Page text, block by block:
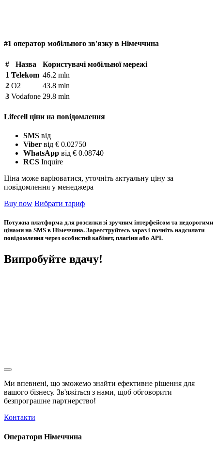
#1 оператор мобільного зв'язку в Німеччина
# Назва
Користувачі мобільної мережі
1 Telekom 46.2 mln
2 O2
43.8 mln
3 Vodafone 29.8 mln
Lifecell ціни на повідомлення
SMS від
Viber від € 0.02750
WhatsApp від € 0.08740
RCS Inquire
Ціна може варіюватися, уточніть актуальну ціну за
повідомлення у менеджера
Buy now Вибрати тариф
Потужна платформа для розсилки зі зручним інтерфейсом та недорогими
цінами на SMS в Німеччина. Зареєструйтесь зараз і почніть надсилати
повідомлення через особистий кабінет, плагіни або API.
Випробуйте вдачу!
Ми впевнені, що зможемо знайти ефективне рішення для
вашого бізнесу. Зв'яжіться з нами, щоб обговорити
безпрограшне партнерство!
Контакти
Оператори Німеччина